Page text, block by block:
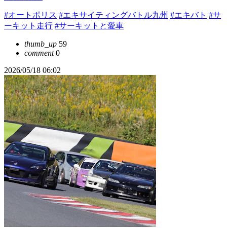
#オートポリス #エキサイティングバトル九州 #エキバト #サ
ーキット走行 #サーキットと愛車
thumb_up 59
comment0
2026/05/18 06:02